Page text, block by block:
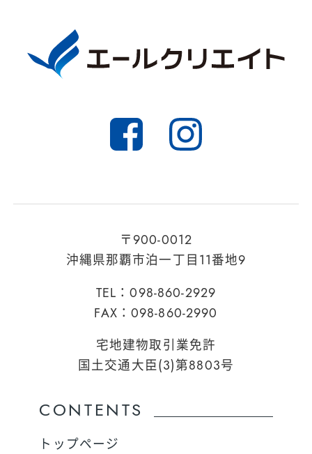
〒900-0012
沖縄県那覇市泊一丁目11番地9
TEL：098-860-2929
FAX：098-860-2990
宅地建物取引業免許
国土交通大臣(3)第8803号
CONTENTS
トップページ